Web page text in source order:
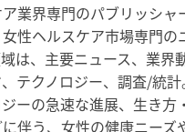
業界専門のパブリッシャ
性ヘルスケア市場専門の
は、主要ニュース、業界
テクノロジー、調査/統
ーの急速な進展、生き方
伴う、女性の健康ニーズ